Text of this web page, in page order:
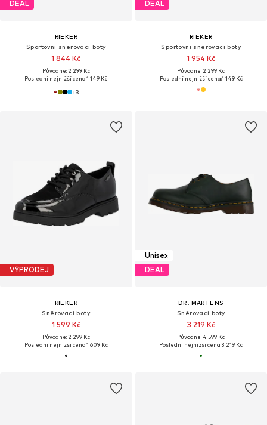
DEAL
RIEKER
Sportovní šněrovací boty
1 844 Kč
Původně: 2 299 Kč
Poslední nejnižší cena:1 149 Kč
+3
DEAL
RIEKER
Sportovní šněrovací boty
1 954 Kč
Původně: 2 299 Kč
Poslední nejnižší cena:1 149 Kč
VÝPRODEJ
RIEKER
Šněrovací boty
1 599 Kč
Původně: 2 299 Kč
Poslední nejnižší cena:1 609 Kč
Unisex
DEAL
DR. MARTENS
Šněrovací boty
3 219 Kč
Původně: 4 599 Kč
Poslední nejnižší cena:3 219 Kč